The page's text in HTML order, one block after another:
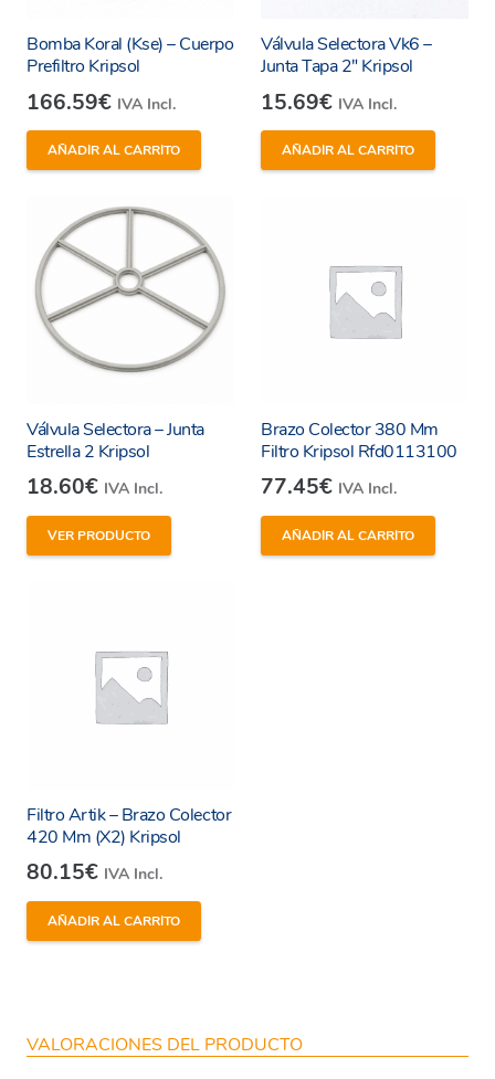
Bomba Koral (Kse) – Cuerpo
Prefiltro Kripsol
166.59€ IVA Incl.
AÑADIR AL CARRITO
Válvula Selectora Vk6 –
Junta Tapa 2″ Kripsol
15.69€ IVA Incl.
AÑADIR AL CARRITO
Válvula Selectora – Junta
Estrella 2 Kripsol
18.60€ IVA Incl.
VER PRODUCTO
Brazo Colector 380 Mm
Filtro Kripsol Rfd0113100
77.45€ IVA Incl.
AÑADIR AL CARRITO
Filtro Artik – Brazo Colector
420 Mm (X2) Kripsol
80.15€ IVA Incl.
AÑADIR AL CARRITO
VALORACIONES DEL PRODUCTO